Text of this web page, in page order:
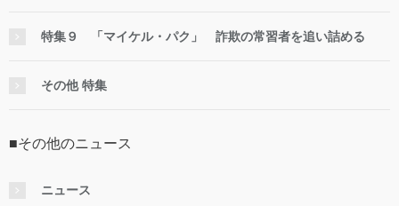
特集９ 「マイケル・パク」 詐欺の常習者を追い詰める
その他 特集
■その他のニュース
ニュース